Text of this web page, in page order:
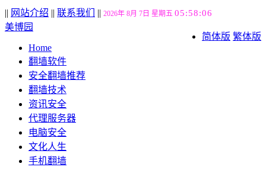
|| 网站介绍 || 联系我们 || 2026年 8月 7日 星期五 05:58:07
简体版 繁体版
美博园
Home
翻墙软件
安全翻墙推荐
翻墙技术
资讯安全
代理服务器
电脑安全
文化人生
手机翻墙